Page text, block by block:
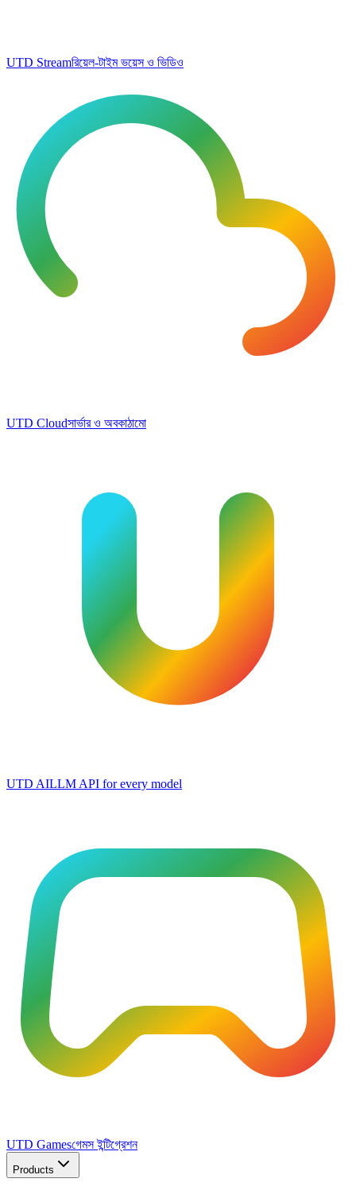
UTD Streamরিয়েল-টাইম ভয়েস ও ভিডিও
UTD Cloudসার্ভার ও অবকাঠামো
UTD AILLM API for every model
UTD Gamesগেমস ইন্টিগ্রেশন
Products